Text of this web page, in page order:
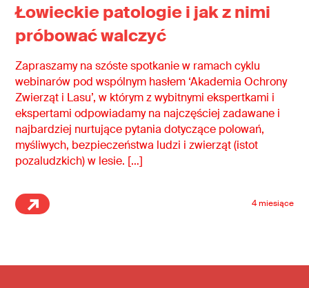
Łowieckie patologie i jak z nimi
próbować walczyć
Zapraszamy na szóste spotkanie w ramach cyklu
webinarów pod wspólnym hasłem ‘Akademia Ochrony
Zwierząt i Lasu’, w którym z wybitnymi ekspertkami i
ekspertami odpowiadamy na najczęściej zadawane i
najbardziej nurtujące pytania dotyczące polowań,
myśliwych, bezpieczeństwa ludzi i zwierząt (istot
pozaludzkich) w lesie. […]
4 miesiące